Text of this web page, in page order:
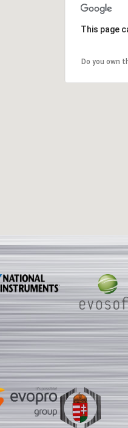
This page
Do you own